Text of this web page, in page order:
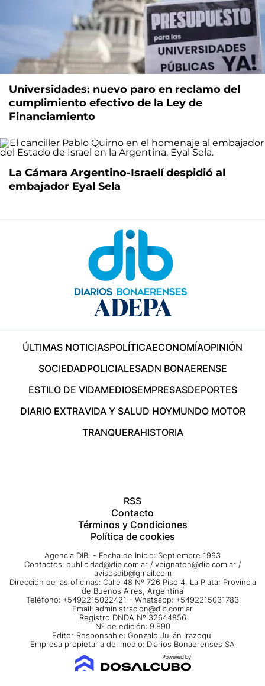
Universidades: nuevo paro en reclamo del
cumplimiento efectivo de la Ley de
Financiamiento
La Cámara Argentino-Israelí despidió al
embajador Eyal Sela
ÚLTIMAS NOTICIASPOLÍTICAECONOMÍAOPINIÓN
SOCIEDADPOLICIALESADN BONAERENSE
ESTILO DE VIDAMEDIOSEMPRESASDEPORTES
DIARIO EXTRAVIDA Y SALUD HOYMUNDO MOTOR
TRANQUERAHISTORIA
RSS
Contacto
Términos y Condiciones
Política de cookies
Agencia DIB - Fecha de Inicio: Septiembre 1993
Contactos: publicidad@dib.com.ar / vpignaton@dib.com.ar /
avisosdib@gmail.com
Dirección de las oficinas: Calle 48 Nº 726 Piso 4, La Plata; Provincia
de Buenos Aires, Argentina
Teléfono: +5492215022421 - Whatsapp: +5492215031783
Email: administracion@dib.com.ar
Registro DNDA Nº 32644856
Nº de edición: 9.890
Editor Responsable: Gonzalo Julián Irazoqui
Empresa propietaria del medio: Diarios Bonaerenses SA